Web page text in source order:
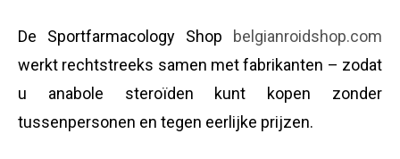
De Sportfarmacology Shop belgianroidshop.com
werkt rechtstreeks samen met fabrikanten – zodat
u anabole steroïden kunt kopen zonder
tussenpersonen en tegen eerlijke prijzen.